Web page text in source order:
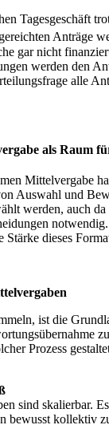
Tagesgeschäft
Anträge
gar nicht
werden den
alle
als Raum
Mittelvergabe
Auswahl und
werden, auch
Stärke dieses
ist die
Prozess
sind skalierbar.
bewusst kollektiv